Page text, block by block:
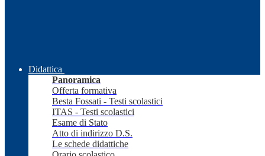
Didattica
Panoramica
Offerta formativa
Besta Fossati - Testi scolastici
ITAS - Testi scolastici
Esame di Stato
Atto di indirizzo D.S.
Le schede didattiche